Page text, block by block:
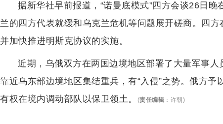
据新华社早前报道，“诺曼底模式”四方会谈26日
兰的四方代表就缓和乌克兰危机等问题展开磋商。四
并加快推进明斯克协议的实施。
近期，乌俄双方在两国边境地区部署了大量军事
靠近乌东部边境地区集结重兵，有“入侵”之势。俄方
有权在境内调动部队以保卫领土。
(责任编辑 ： 许朝 )